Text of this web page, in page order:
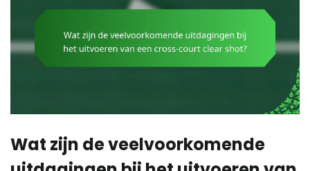
Wat zijn de veelvoorkomende